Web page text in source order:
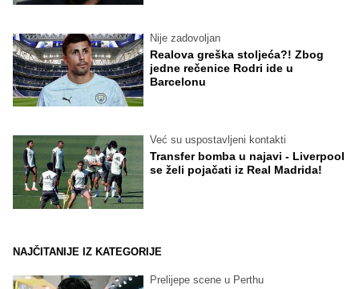
Nije zadovoljan
Realova greška stoljeća?! Zbog
jedne rečenice Rodri ide u
Barcelonu
Već su uspostavljeni kontakti
Transfer bomba u najavi - Liverpool
se želi pojačati iz Real Madrida!
NAJČITANIJE IZ KATEGORIJE
Prelijepe scene u Perthu